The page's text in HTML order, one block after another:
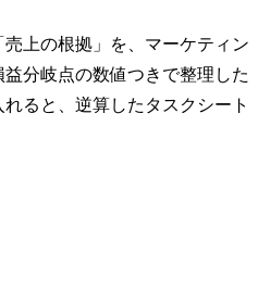
上の根拠」を、マーケティン
分岐点の数値つきで整理した
ると、逆算したタスクシート